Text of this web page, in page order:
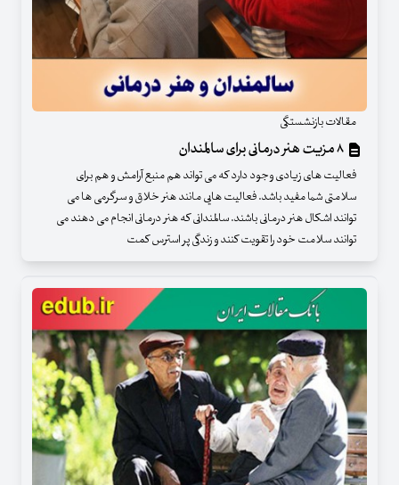
مقالات بازنشستگی
فعالیت های زیادی وجود دارد که می تواند هم منبع آرامش و هم برای
سلامتی شما مفید باشد. فعالیت هایی مانند هنر خلاق و سرگرمی ها می
توانند اشکال هنر درمانی باشند. سالمندانی که هنر درمانی انجام می دهند می
توانند سلامت خود را تقویت کنند و زندگی پر استرس کمت